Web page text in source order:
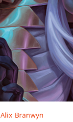
Alix Branwyn